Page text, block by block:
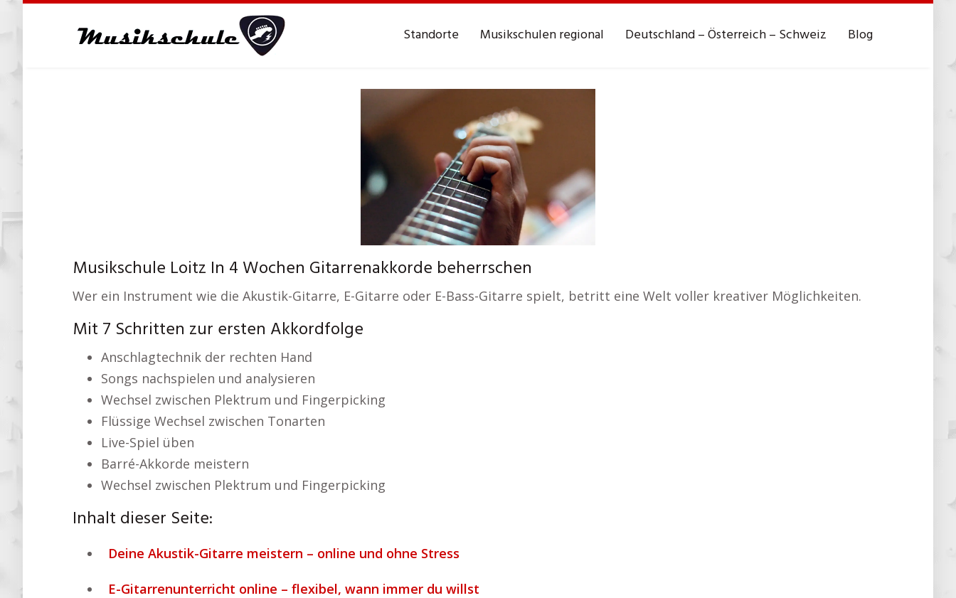
content
Standorte Musikschulen regional Deutschland – Österreich – Schweiz Blog
Musikschule Loitz In 4 Wochen Gitarrenakkorde beherrschen
Wer ein Instrument wie die Akustik-Gitarre, E-Gitarre oder E-Bass-Gitarre spielt, betritt eine Welt voller kreativer Möglichkeiten.
Mit 7 Schritten zur ersten Akkordfolge
Anschlagtechnik der rechten Hand
Songs nachspielen und analysieren
Wechsel zwischen Plektrum und Fingerpicking
Flüssige Wechsel zwischen Tonarten
Live-Spiel üben
Barré-Akkorde meistern
Wechsel zwischen Plektrum und Fingerpicking
Inhalt dieser Seite:
Deine Akustik-Gitarre meistern – online und ohne Stress
E-Gitarrenunterricht online – flexibel, wann immer du willst